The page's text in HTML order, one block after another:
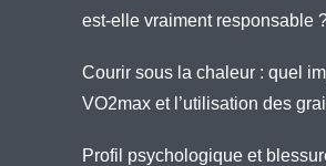
est-elle vraiment responsable
Courir sous la chaleur : quel
VO2max et l’utilisation des
Profil psychologique et